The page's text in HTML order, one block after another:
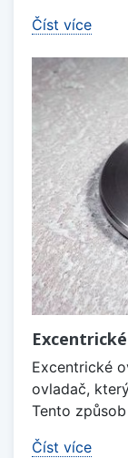
Číst více
Excentrické
ovladač,
Tento způsob
Číst více